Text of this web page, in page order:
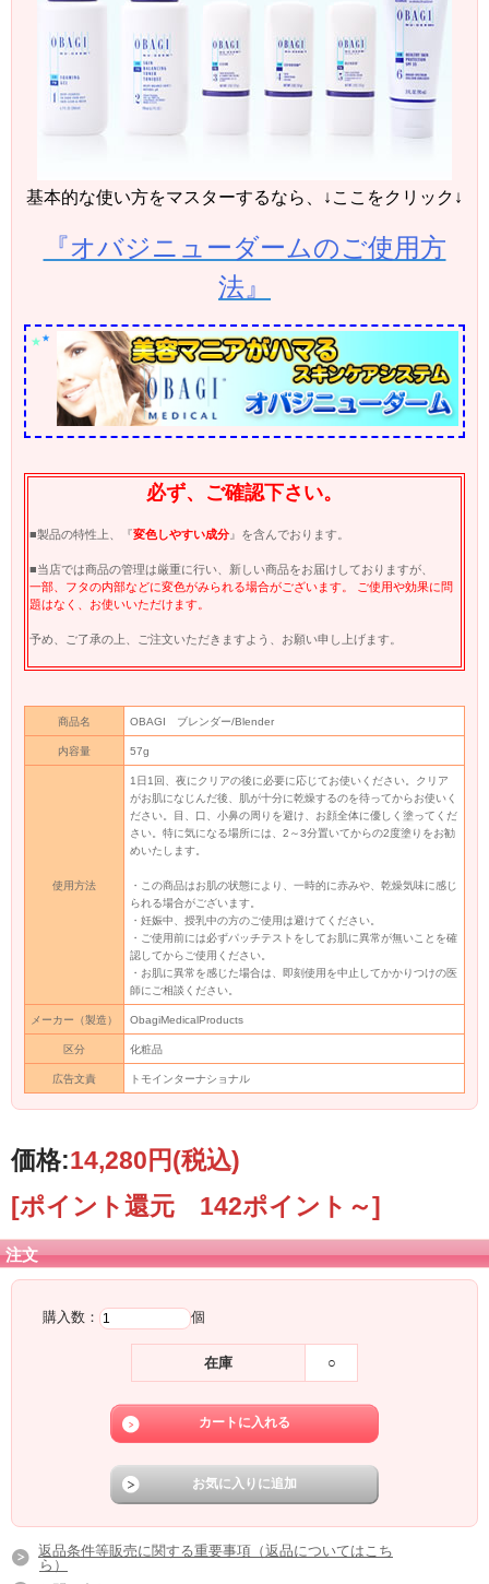
基本的な使い方をマスターするなら、↓ここをクリック↓
『オバジニューダームのご使用方
法』
★ ★
必ず、ご確認下さい。
■製品の特性上、『変色しやすい成分 』を含んでおります。
■当店では商品の管理は厳重に行い、新しい商品をお届けしておりますが、
一部、フタの内部などに変色がみられる場合がございます。 ご使用や効果に問
題はなく、お使いいただけます。
予め、ご了承の上、ご注文いただきますよう、お願い申し上げます。
商品名 OBAGI ブレンダー/Blender
内容量 57g
使用方法
1日1回、夜にクリアの後に必要に応じてお使いください。クリア
がお肌になじんだ後、肌が十分に乾燥するのを待ってからお使いく
ださい。目、口、小鼻の周りを避け、お顔全体に優しく塗ってくだ
さい。特に気になる場所には、2～3分置いてからの2度塗りをお勧
めいたします。
・この商品はお肌の状態により、一時的に赤みや、乾燥気味に感じ
られる場合がございます。
・妊娠中、授乳中の方のご使用は避けてください。
・ご使用前には必ずパッチテストをしてお肌に異常が無いことを確
認してからご使用ください。
・お肌に異常を感じた場合は、即刻使用を中止してかかりつけの医
師にご相談ください。
メーカー（製造） ObagiMedicalProducts
区分 化粧品
広告文責 トモインターナショナル
価格:14,280円(税込)
[ポイント還元 142ポイント～]
注文
購入数： 個
在庫 ○
返品条件等販売に関する重要事項（返品についてはこち
ら）